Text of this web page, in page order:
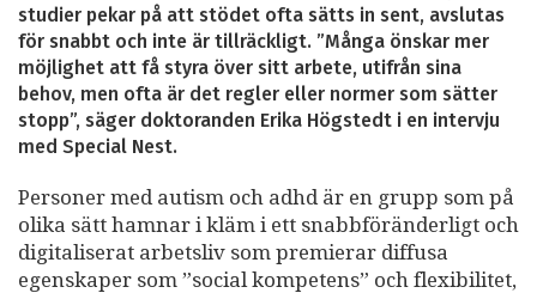
studier pekar på att stödet ofta sätts in sent, avslutas
för snabbt och inte är tillräckligt. ”Många önskar mer
möjlighet att få styra över sitt arbete, utifrån sina
behov, men ofta är det regler eller normer som sätter
stopp”, säger doktoranden Erika Högstedt i en intervju
med Special Nest.
Personer med autism och adhd är en grupp som på
olika sätt hamnar i kläm i ett snabbföränderligt och
digitaliserat arbetsliv som premierar diffusa
egenskaper som ”social kompetens” och flexibilitet,